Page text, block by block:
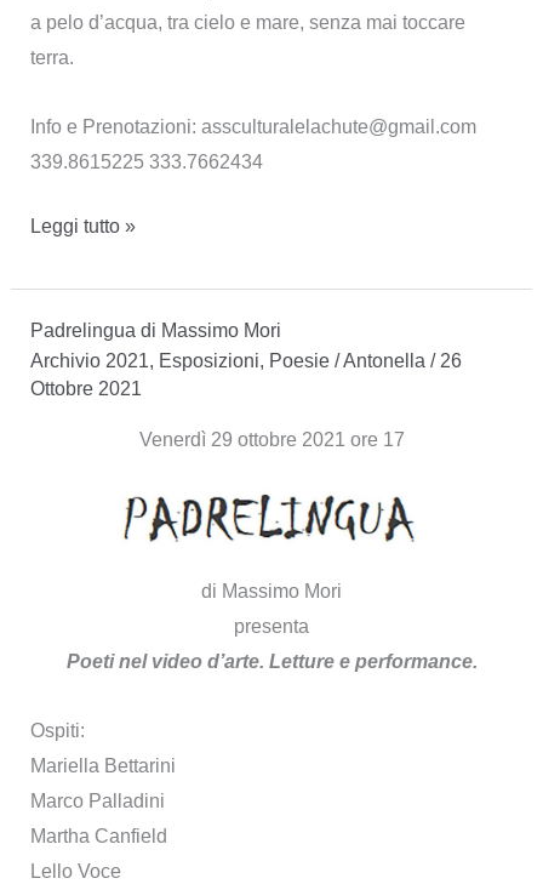
a pelo d’acqua, tra cielo e mare, senza mai toccare
terra.
Info e Prenotazioni: assculturalelachute@gmail.com
339.8615225 333.7662434
Sirianni
Leggi tutto »
Padrelingua di Massimo Mori
Archivio 2021, Esposizioni, Poesie/Antonella / 26
Ottobre 2021
Venerdì 29 ottobre 2021 ore 17
di Massimo Mori
presenta
Poeti nel video d’arte. Letture e performance.
Ospiti:
Mariella Bettarini
Marco Palladini
Martha Canfield
Lello Voce